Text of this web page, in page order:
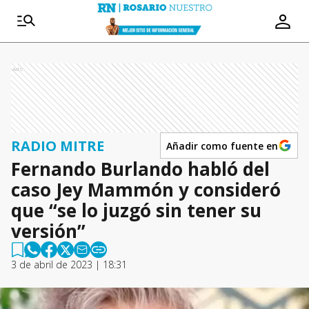
Ads
RADIO MITRE Añadir como fuente en
Fernando Burlando habló del
caso Jey Mammón y consideró
que “se lo juzgó sin tener su
versión”
3 de abril de 2023 | 18:31